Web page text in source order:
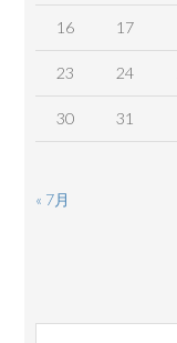
16 17
23 24
30 31
« 7月